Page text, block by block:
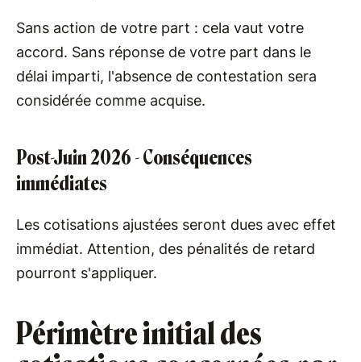
Sans action de votre part : cela vaut votre
accord. Sans réponse de votre part dans le
délai imparti, l'absence de contestation sera
considérée comme acquise.
Post-Juin 2026 - Conséquences
immédiates
Les cotisations ajustées seront dues avec effet
immédiat. Attention, des pénalités de retard
pourront s'appliquer.
Périmètre initial des